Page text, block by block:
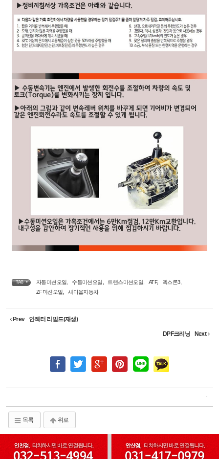
TAG • 자동미션오일 수동미션오일 트랜스미션오일 ATF, 덱스론3,
ZF미션오일
새마을자동차
Prev 인젝터 리빌드(재생)
DPF크리닝 Next
목록 위로